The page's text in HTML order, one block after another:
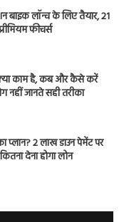
बाइक लॉन्च के लिए तैयार, 21
फीचर्स
काम है, कब और कैसे करें
नहीं जानते सही तरीका
2 लाख डाउन पेमेंट पर
देना होगा लोन